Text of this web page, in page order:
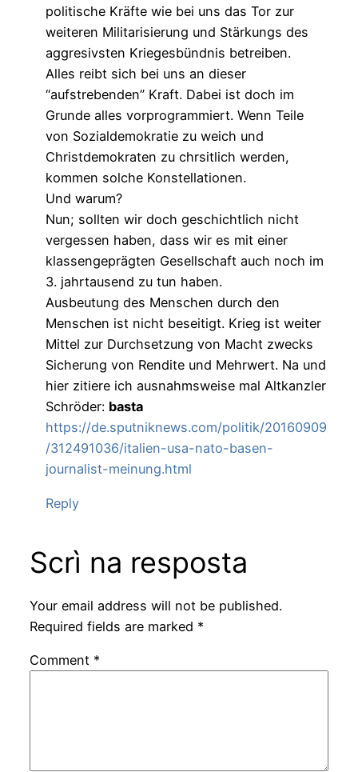
politische Kräfte wie bei uns das Tor zur
weiteren Militarisierung und Stärkungs des
aggresivsten Kriegesbündnis betreiben.
Alles reibt sich bei uns an dieser
“aufstrebenden” Kraft. Dabei ist doch im
Grunde alles vorprogrammiert. Wenn Teile
von Sozialdemokratie zu weich und
Christdemokraten zu chrsitlich werden,
kommen solche Konstellationen.
Und warum?
Nun; sollten wir doch geschichtlich nicht
vergessen haben, dass wir es mit einer
klassengeprägten Gesellschaft auch noch im
3. jahrtausend zu tun haben.
Ausbeutung des Menschen durch den
Menschen ist nicht beseitigt. Krieg ist weiter
Mittel zur Durchsetzung von Macht zwecks
Sicherung von Rendite und Mehrwert. Na und
hier zitiere ich ausnahmsweise mal Altkanzler
Schröder: basta
https://de.sputniknews.com/politik/20160909
/312491036/italien-usa-nato-basen-
journalist-meinung.html
Reply
Scrì na resposta
Your email address will not be published.
Required fields are marked *
Comment *